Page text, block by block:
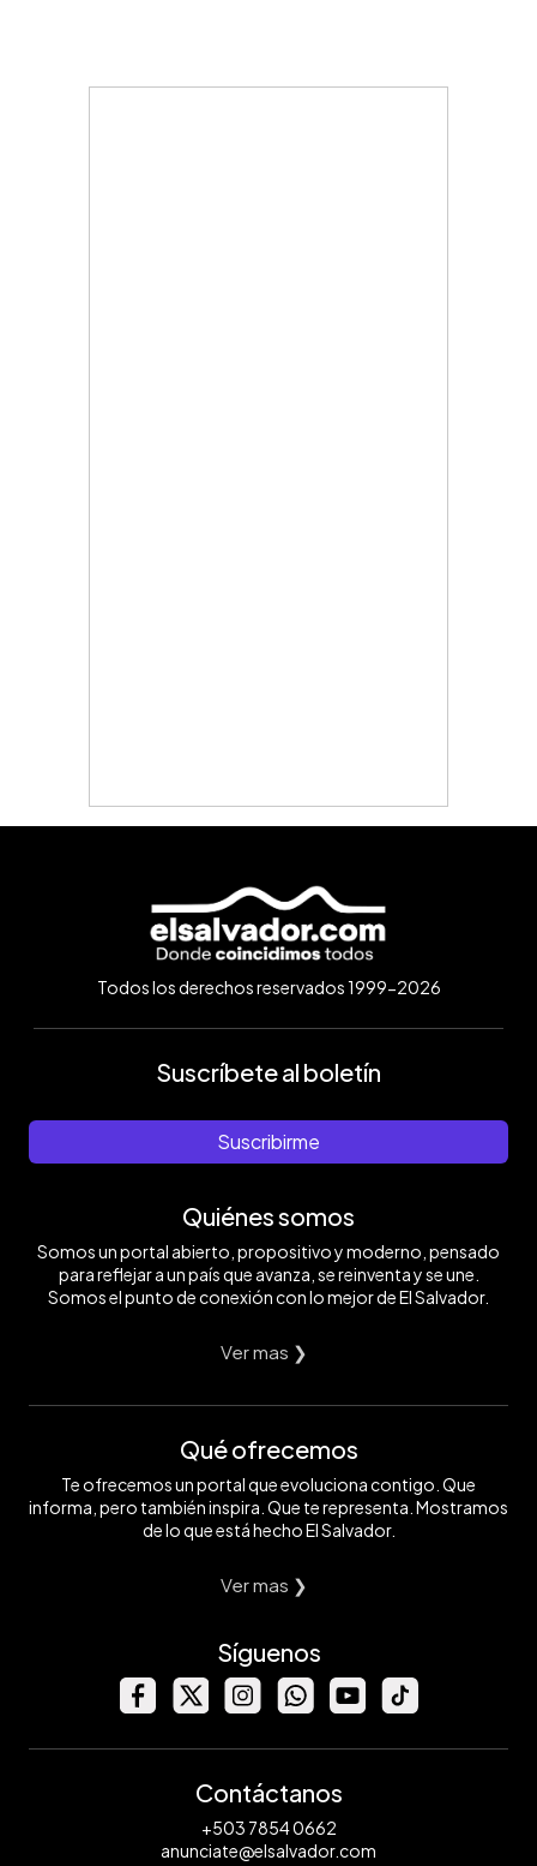
Todos los derechos reservados 1999-2026
Suscríbete al boletín
Suscribirme
Quiénes somos
Somos un portal abierto, propositivo y moderno, pensado
para reflejar a un país que avanza, se reinventa y se une.
Somos el punto de conexión con lo mejor de El Salvador.
Ver mas ❯
Qué ofrecemos
Te ofrecemos un portal que evoluciona contigo. Que
informa, pero también inspira. Que te representa. Mostramos
de lo que está hecho El Salvador.
Ver mas ❯
Síguenos
Contáctanos
+503 7854 0662
anunciate@elsalvador.com